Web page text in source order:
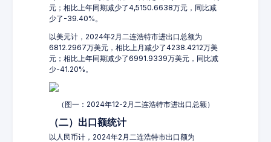
元；相比上年同期减少了4,5150.6638万元，同比减
少了-39.40%。
以美元计，2024年2月二连浩特市进出口总额为
6812.2967万美元，相比上月减少了4238.4212万美
元；相比上年同期减少了6991.9339万美元，同比减
少-41.20%。
（图一：2024年12-2月二连浩特市进出口总额）
（二）出口额统计
以人民币计，2024年2月二连浩特市出口额为